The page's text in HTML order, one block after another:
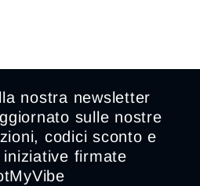
nostra newsletter
sulle nostre
codici sconto e
firmate